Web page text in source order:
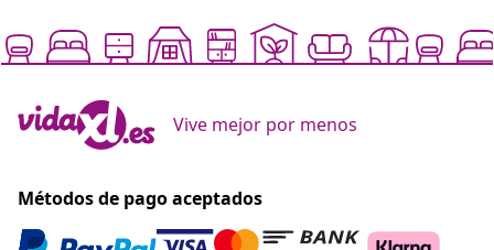
Vive mejor por menos
Métodos de pago aceptados